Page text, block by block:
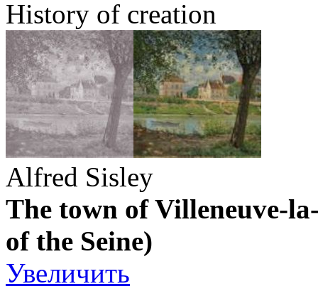
History of creation
Alfred Sisley
The town of Villeneuve-
of the Seine)
Увеличить